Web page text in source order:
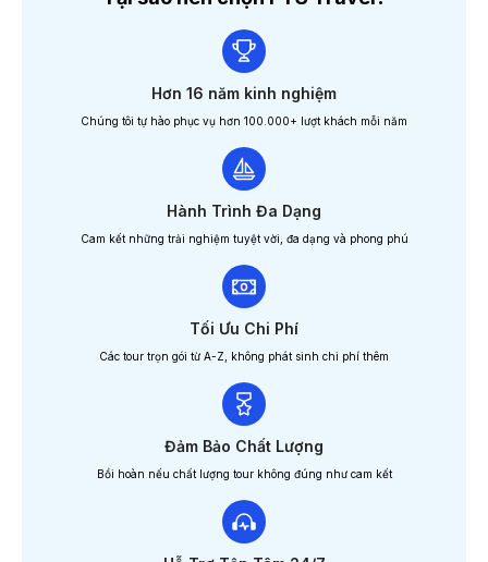
Hơn 16 năm kinh nghiệm
Chúng tôi tự hào phục vụ hơn 100.000+ lượt khách mỗi năm
Hành Trình Đa Dạng
Cam kết những trải nghiệm tuyệt vời, đa dạng và phong phú
Tối Ưu Chi Phí
Các tour trọn gói từ A-Z, không phát sinh chi phí thêm
Đảm Bảo Chất Lượng
Bồi hoàn nếu chất lượng tour không đúng như cam kết